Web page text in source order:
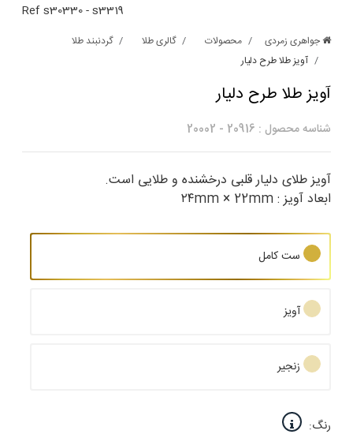
Refs30330-s3319
جواهری زمردی محصولات گالری طلا
گردنبند طلا
آویز طلا طرح دلیار
آویز طلا طرح دلیار
شناسه محصول : 20916
-
20002
آویز طلای دلیار قلبی درخشنده و طلایی است.
ابعاد آویز : ۲۴mm × 22mm
ست کامل
آویز
زنجیر
رنگ: